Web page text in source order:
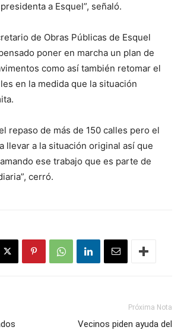
a Esquel”, señaló.
de Obras Públicas de Esquel
poner en marcha un plan de
como así también retomar el
en la medida que la situación
repaso de más de 150 calles pero el
llevar a la situación original así que
ese trabajo que es parte de
cerró.
Próxima Nota
Vecinos piden ayuda del